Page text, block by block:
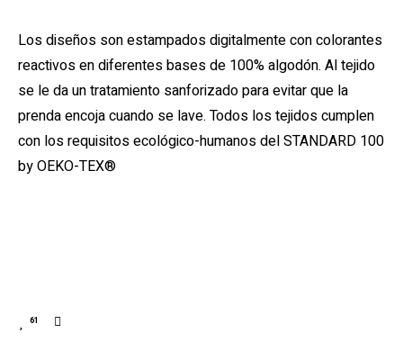
Los diseños son estampados digitalmente con colorantes
reactivos en diferentes bases de 100% algodón. Al tejido
se le da un tratamiento sanforizado para evitar que la
prenda encoja cuando se lave. Todos los tejidos cumplen
con los requisitos ecológico-humanos del STANDARD 100
by OEKO-TEX®
61